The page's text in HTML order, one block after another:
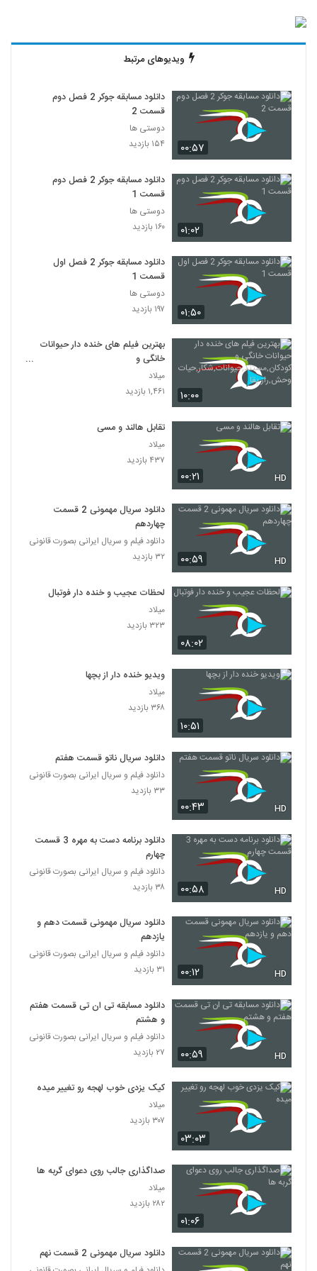
ویدیوهای مرتبط
۰۰:۵۷
دانلود مسابقه جوکر 2 فصل دوم
قسمت 2
دوستی ها
۱۵۴ بازدید
۰۱:۰۲
دانلود مسابقه جوکر 2 فصل دوم
قسمت 1
دوستی ها
۱۶۰ بازدید
۰۱:۵۰
دانلود مسابقه جوکر 2 فصل اول
قسمت 1
دوستی ها
۱۹۷ بازدید
۱۰:۰۰
بهترین فیلم های خنده دار حیوانات
خانگی و
کودکان,مستند,حیوانات,شکار,حیات
وحش,راز بقا
میلاد
۱,۴۶۱ بازدید
۰۰:۲۱ HD
تقابل هالند و مسی
میلاد
۴۳۷ بازدید
۰۰:۵۹ HD
دانلود سریال مهمونی 2 قسمت
چهاردهم
دانلود فیلم و سریال ایرانی بصورت قانونی
۳۲ بازدید
۰۸:۰۲
لحظات عجیب و خنده دار فوتبال
میلاد
۳۲۳ بازدید
۱۰:۵۱
ویدیو خنده دار از بچها
میلاد
۳۶۸ بازدید
۰۰:۴۳ HD
دانلود سریال ناتو قسمت هفتم
دانلود فیلم و سریال ایرانی بصورت قانونی
۳۳ بازدید
۰۰:۵۸ HD
دانلود برنامه دست به مهره 3 قسمت
چهارم
دانلود فیلم و سریال ایرانی بصورت قانونی
۳۸ بازدید
۰۰:۱۲ HD
دانلود سریال مهمونی قسمت دهم و
یازدهم
دانلود فیلم و سریال ایرانی بصورت قانونی
۳۱ بازدید
۰۰:۵۹ HD
دانلود مسابقه تی ان تی قسمت هفتم
و هشتم
دانلود فیلم و سریال ایرانی بصورت قانونی
۲۷ بازدید
۰۳:۰۳
کیک یزدی خوب لهجه رو تغییر میده
میلاد
۳۰۷ بازدید
۰۱:۰۶
صداگذاری جالب روی دعوای گربه ها
میلاد
۲۸۲ بازدید
دانلود سریال مهمونی 2 قسمت نهم